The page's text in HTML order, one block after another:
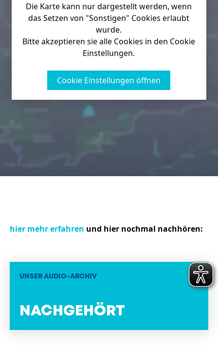
Die Karte kann nur dargestellt werden, wenn
das Setzen von "Sonstigen" Cookies erlaubt
wurde.
Bitte akzeptieren sie alle Cookies in den Cookie
Einstellungen.
Cookie Einstellungen öffnen
hier mehr erfahren und hier nochmal nachhören:
UNSER AUDIO-ARCHIV
NACHGEHÖRT